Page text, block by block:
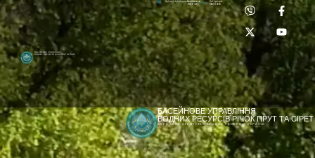
[newyear_garland]
Басейнове управління
водних ресурсів річок Прут та Сірет
Лабораторія:
(0372) 53-92-00
dpbuvr@dpbuvr.gov.uaПриймальня:
(0372) 51-14-56
БАСЕЙНОВЕ УПРАВЛІННЯ
ВОДНИХ РЕСУРСІВ РІЧОК ПРУТ ТА СІРЕТ
ДЕРЖАВНЕ АГЕНТСТВО ВОДНИХ РЕСУРСІВ УКРАЇНИ